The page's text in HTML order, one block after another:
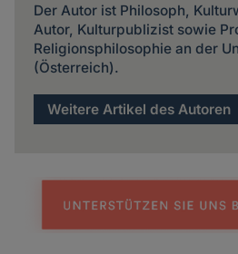
Der Autor ist Philosoph,
Autor, Kulturpublizist sowie
Religionsphilosophie an der
(Österreich).
Weitere Artikel des Autoren